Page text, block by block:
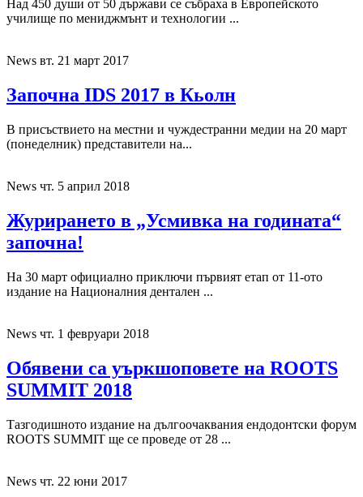
Над 450 души от 50 държави се събраха в Европейското
училище по мениджмънт и технологии ...
News вт. 21 март 2017
Започна IDS 2017 в Кьолн
В присъствието на местни и чуждестранни медии на 20 март
(понеделник) представители на...
News чт. 5 април 2018
Журирането в „Усмивка на годината“
започна!
На 30 март официално приключи първият етап от 11-ото
издание на Националния дентален ...
News чт. 1 февруари 2018
Обявени са уъркшоповете на ROOTS
SUMMIT 2018
Тазгодишното издание на дългоочаквания ендодонтски форум
ROOTS SUMMIT ще се проведе от 28 ...
News чт. 22 юни 2017